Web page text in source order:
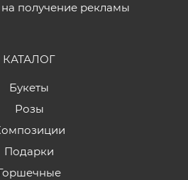
получение рекламы
КАТАЛОГ
Букеты
Розы
Подарки